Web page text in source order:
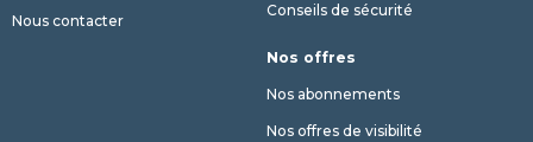
Nous contacter
Conseils de sécurité
Nos offres
Nos abonnements
Nos offres de visibilité